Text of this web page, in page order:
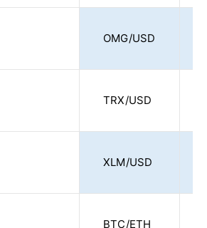
OMG/USD
TRX/USD
XLM/USD
BTC/ETH